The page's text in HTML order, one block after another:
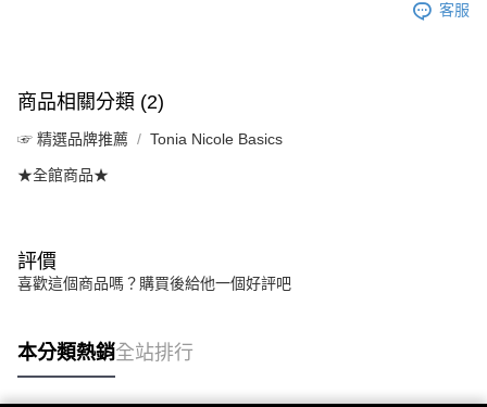
客服
商品相關分類 (2)
☞ 精選品牌推薦 Tonia Nicole Basics
★全館商品★
評價
喜歡這個商品嗎？購買後給他一個好評吧
本分類熱銷全站排行